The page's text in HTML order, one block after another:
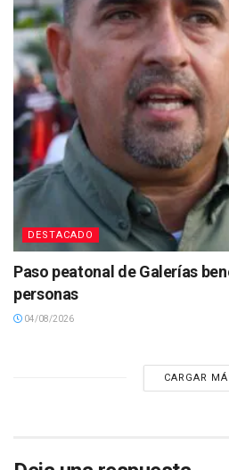
DESTACADO
Paso peatonal de Galerías
personas
04/08/2026
CARGAR